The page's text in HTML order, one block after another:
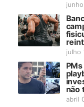
julho
não
abril